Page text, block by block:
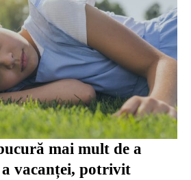
mai mult de a
vacanței, potrivit